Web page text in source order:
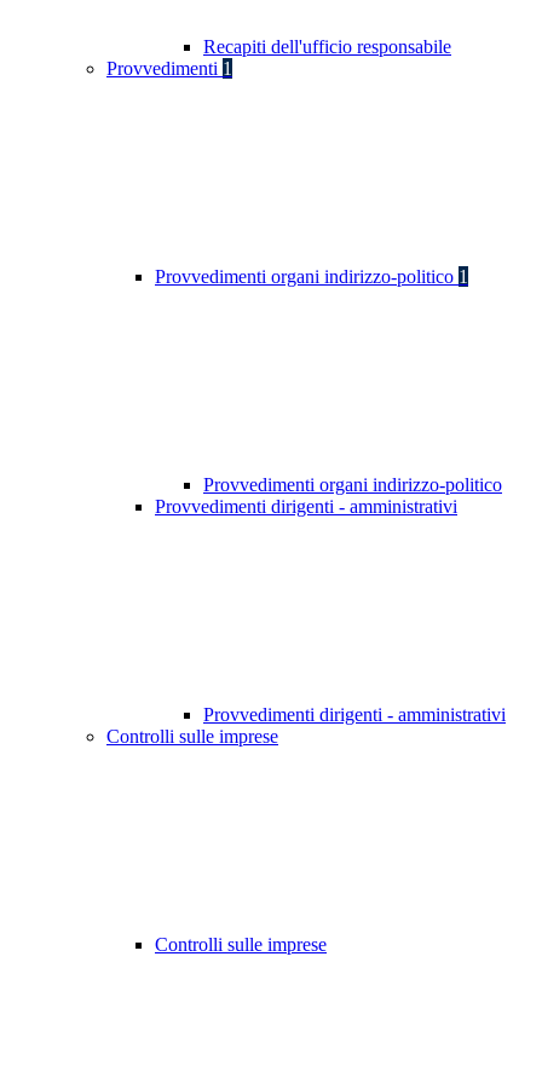
Recapiti dell'ufficio responsabile
Provvedimenti 1
Provvedimenti organi indirizzo-politico 1
Provvedimenti organi indirizzo-politico
Provvedimenti dirigenti - amministrativi
Provvedimenti dirigenti - amministrativi
Controlli sulle imprese
Controlli sulle imprese